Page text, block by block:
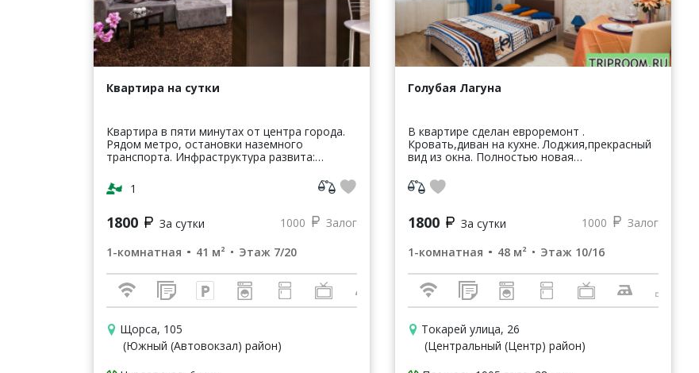
Квартира на сутки
Квартира в пяти минутах от центра города.
Рядом метро, остановки наземного
транспорта. Инфраструктура развита:
кафе, рестораны, парки, банки и т.п.
Квартира о...
1
1800 За сутки 1000
Залог
1-комнатная
41 м² Этаж 7/20
Щорса, 105
(Южный (Автовокзал) район)
Голубая Лагуна
В квартире сделан евроремонт .
Кровать,диван на кухне. Лоджия,прекрасный
вид из окна. Полностью новая
Стиральная машина,микроволновая
печь,варочная поверхност...
1800 За сутки 1000
Залог
1-комнатная
48 м² Этаж 10/16
Токарей улица, 26
(Центральный (Центр) район)